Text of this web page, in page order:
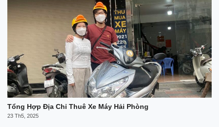
Tổng Hợp Địa Chỉ Thuê Xe Máy Hải Phòng
23 Th5, 2025